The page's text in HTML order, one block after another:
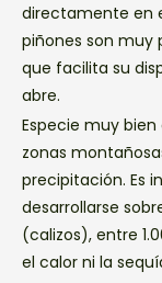
directamente en
piñones son muy
que facilita su
abre.
Especie muy
zonas
precipitación. Es
desarrollarse
(calizos), entre
el calor ni la